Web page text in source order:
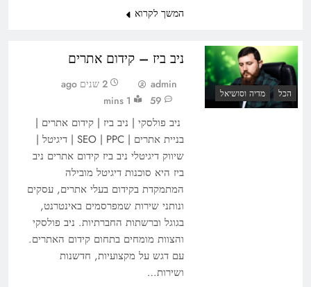
המשך לקרוא
הכל מדיה וסושיאל
ניב ביז – קידום אתרים
admin
2 שנים ago
59
1 mins
ניב פולסקי | ניב ביז | קידום אתרים |
בניית אתרים | SEO | PPC | דיגיטל |
שיווק דיגיטלי ניב ביז קידום אתרים ניב
ביז היא סוכנות דיגיטל מובילה
המתמקדת בקידום בעלי אתרים, עסקים
ונותני שירות שמפרסמים באינטרנט,
בגוגל וברשתות החברתיות. ניב פולסקי
והצוות מומחים בתחום קידום האתרים.
עם דגש על מקצועיות, חדשנות
ושירות…